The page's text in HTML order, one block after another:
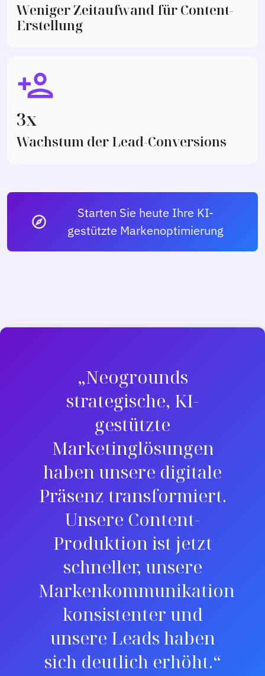
Weniger Zeitaufwand für Content-
Erstellung
person_add
3x
Wachstum der Lead-Conversions
explore
Starten Sie heute Ihre KI-
gestützte Markenoptimierung
„Neogrounds
strategische, KI-
gestützte
Marketinglösungen
haben unsere digitale
Präsenz transformiert.
Unsere Content-
Produktion ist jetzt
schneller, unsere
Markenkommunikation
konsistenter und
unsere Leads haben
sich deutlich erhöht.“